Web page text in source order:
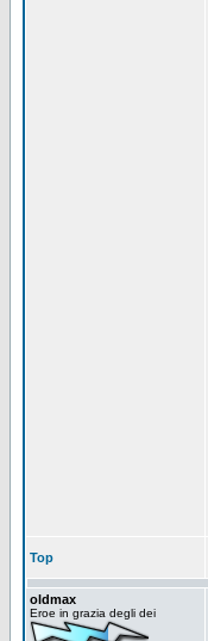
Top
oldmax
Eroe in grazia degli dei